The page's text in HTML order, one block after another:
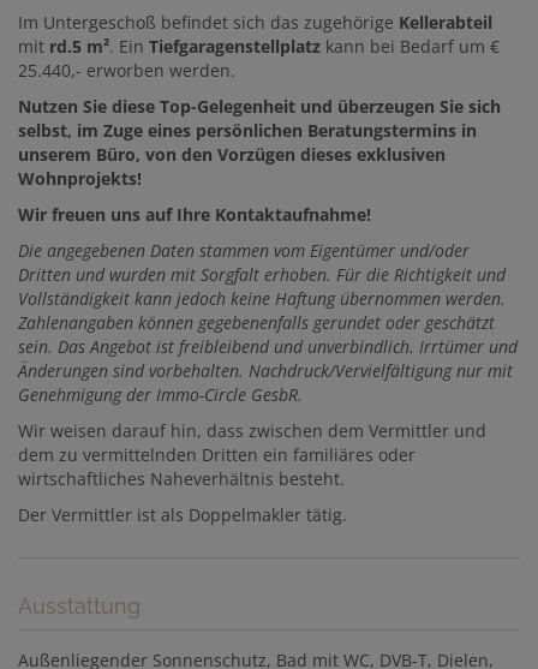
Im Untergeschoß befindet sich das zugehörige Kellerabteil
mit rd.5 m². Ein Tiefgaragenstellplatz kann bei Bedarf um €
25.440,- erworben werden.
Nutzen Sie diese Top-Gelegenheit und überzeugen Sie sich
selbst, im Zuge eines persönlichen Beratungstermins in
unserem Büro, von den Vorzügen dieses exklusiven
Wohnprojekts!
Wir freuen uns auf Ihre Kontaktaufnahme!
Die angegebenen Daten stammen vom Eigentümer und/oder
Dritten und wurden mit Sorgfalt erhoben. Für die Richtigkeit und
Vollständigkeit kann jedoch keine Haftung übernommen werden.
Zahlenangaben können gegebenenfalls gerundet oder geschätzt
sein. Das Angebot ist freibleibend und unverbindlich. Irrtümer und
Änderungen sind vorbehalten. Nachdruck/Vervielfältigung nur mit
Genehmigung der Immo-Circle GesbR.
Wir weisen darauf hin, dass zwischen dem Vermittler und
dem zu vermittelnden Dritten ein familiäres oder
wirtschaftliches Naheverhältnis besteht.
Der Vermittler ist als Doppelmakler tätig.
Ausstattung
Außenliegender Sonnenschutz Bad mit WC DVB-T Dielen